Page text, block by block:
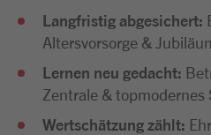
Langfristig abgesichert:
Altersvorsorge &
Lernen neu gedacht:
Zentrale &
Wertschätzung zählt: